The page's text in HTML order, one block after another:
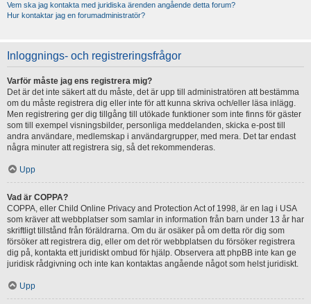
Vem ska jag kontakta med juridiska ärenden angående detta forum?
Hur kontaktar jag en forumadministratör?
Inloggnings- och registreringsfrågor
Varför måste jag ens registrera mig?
Det är det inte säkert att du måste, det är upp till administratören att bestämma
om du måste registrera dig eller inte för att kunna skriva och/eller läsa inlägg.
Men registrering ger dig tillgång till utökade funktioner som inte finns för gäster
som till exempel visningsbilder, personliga meddelanden, skicka e-post till
andra användare, medlemskap i användargrupper, med mera. Det tar endast
några minuter att registrera sig, så det rekommenderas.
Upp
Vad är COPPA?
COPPA, eller Child Online Privacy and Protection Act of 1998, är en lag i USA
som kräver att webbplatser som samlar in information från barn under 13 år har
skriftligt tillstånd från föräldrarna. Om du är osäker på om detta rör dig som
försöker att registrera dig, eller om det rör webbplatsen du försöker registrera
dig på, kontakta ett juridiskt ombud för hjälp. Observera att phpBB inte kan ge
juridisk rådgivning och inte kan kontaktas angående något som helst juridiskt.
Upp